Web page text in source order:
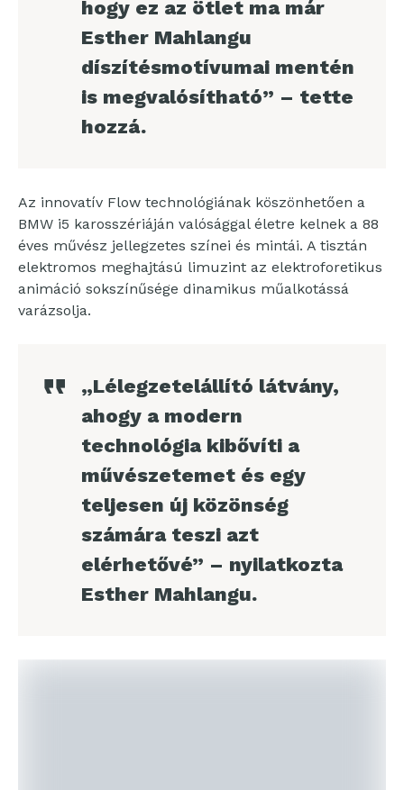
hogy ez az ötlet ma már
Esther Mahlangu
díszítésmotívumai mentén
is megvalósítható” – tette
hozzá.
Az innovatív Flow technológiának köszönhetően a
BMW i5 karosszériáján valósággal életre kelnek a 88
éves művész jellegzetes színei és mintái. A tisztán
elektromos meghajtású limuzint az elektroforetikus
animáció sokszínűsége dinamikus műalkotássá
varázsolja.
„Lélegzetelállító látvány,
ahogy a modern
technológia kibővíti a
művészetemet és egy
teljesen új közönség
számára teszi azt
elérhetővé” – nyilatkozta
Esther Mahlangu.